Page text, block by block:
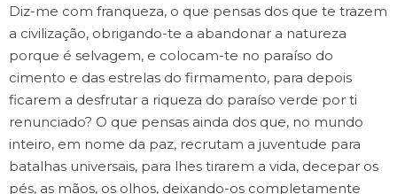
Diz-me com franqueza, o que pensas dos que te trazem
a civilização, obrigando-te a abandonar a natureza
porque é selvagem, e colocam-te no paraíso do
cimento e das estrelas do firmamento, para depois
ficarem a desfrutar a riqueza do paraíso verde por ti
renunciado? O que pensas ainda dos que, no mundo
inteiro, em nome da paz, recrutam a juventude para
batalhas universais, para lhes tirarem a vida, decepar os
pés, as mãos, os olhos, deixando-os completamente